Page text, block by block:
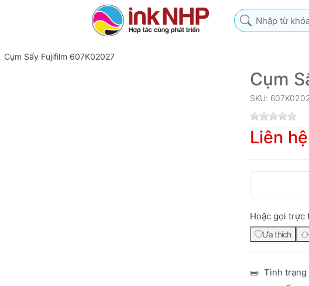
Nhập từ khóa tìm
Cụm Sấy Fujifilm 607K02027
Cụm
SKU:
Liên hệ
Hoặc gọi trực
Ưa thích
Tình trạng